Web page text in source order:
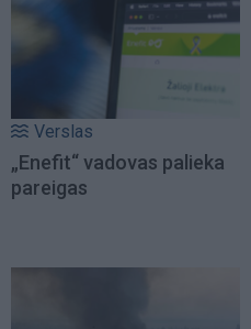
Verslas
„Enefit“ vadovas palieka
pareigas